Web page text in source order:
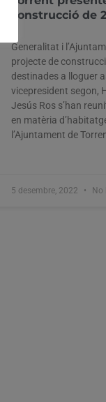
construcció de
Generalitat i
projecte de
destinades a lloguer
vicepresident segon,
Jesús Ros s’han
en matèria
l’Ajuntament de
5 desembre, 2022 No